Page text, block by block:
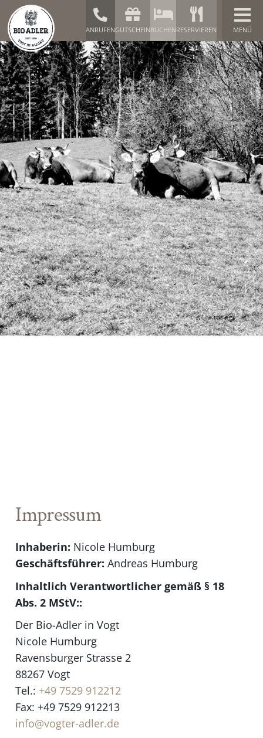
ANRUFENGUTSCHEINBUCHENRESERVIEREN
Impressum
Inhaberin: Nicole Humburg
Geschäftsführer: Andreas Humburg
Inhaltlich Verantwortlicher gemäß § 18
Abs. 2 MStV::
Der Bio-Adler in Vogt
Nicole Humburg
Ravensburger Strasse 2
88267 Vogt
Tel.: +49 7529 912212
Fax: +49 7529 912213
info@vogter-adler.de